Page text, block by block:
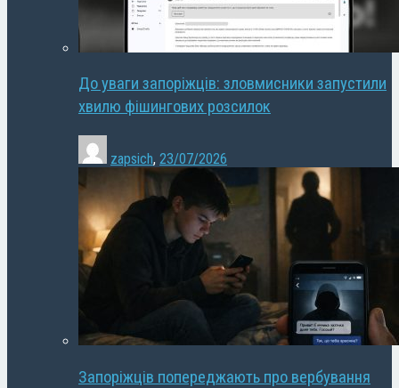
До уваги запоріжців: зловмисники запустили
хвилю фішингових розсилок
zapsich, 23/07/2026
Запоріжців попереджають про вербування